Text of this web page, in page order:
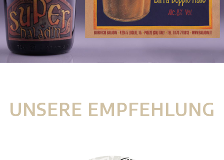
UNSERE EMPFEHLUNG